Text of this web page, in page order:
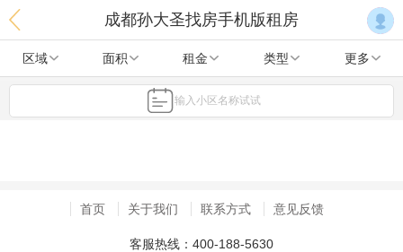
成都孙大圣找房手机版租房
区域 面积 租金 类型 更多
输入小区名称试试
首页 关于我们 联系方式 意见反馈
客服热线：400-188-5630